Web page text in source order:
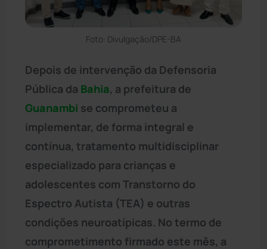
Foto: Divulgação/DPE-BA
Depois de intervenção da Defensoria
Pública da Bahia, a prefeitura de
Guanambi se comprometeu a
implementar, de forma integral e
contínua, tratamento multidisciplinar
especializado para crianças e
adolescentes com Transtorno do
Espectro Autista (TEA) e outras
condições neuroatípicas. No termo de
comprometimento firmado este mês, a